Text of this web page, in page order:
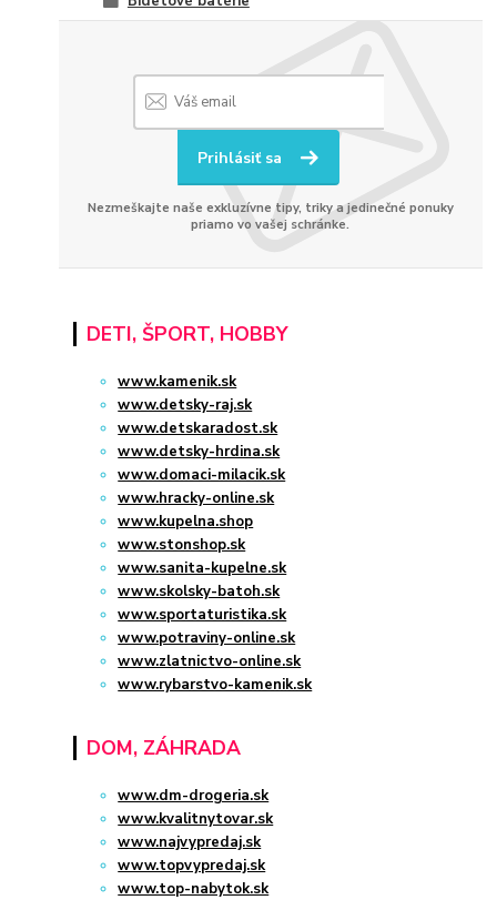
Prihlásiť sa
Nezmeškajte naše exkluzívne tipy, triky a jedinečné ponuky
priamo vo vašej schránke.
DETI, ŠPORT, HOBBY
www.kamenik.sk
www.detsky-raj.sk
www.detskaradost.sk
www.detsky-hrdina.sk
www.domaci-milacik.sk
www.hracky-online.sk
www.kupelna.shop
www.stonshop.sk
www.sanita-kupelne.sk
www.skolsky-batoh.sk
www.sportaturistika.sk
www.potraviny-online.sk
www.zlatnictvo-online.sk
www.rybarstvo-kamenik.sk
DOM, ZÁHRADA
www.dm-drogeria.sk
www.kvalitnytovar.sk
www.najvypredaj.sk
www.topvypredaj.sk
www.top-nabytok.sk